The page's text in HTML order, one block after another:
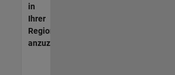
in
Ihrer
Region
anzuzeigen.